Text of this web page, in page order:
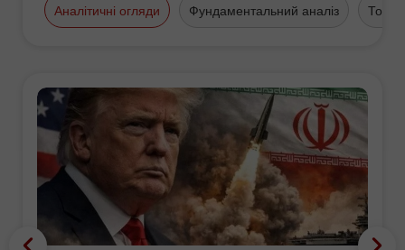
Аналітичні огляди Фундаментальний аналіз